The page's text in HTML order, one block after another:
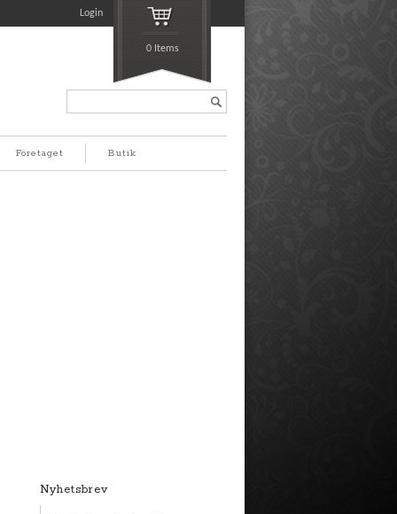
Login
0 Items
Företaget Butik
Nyhetsbrev